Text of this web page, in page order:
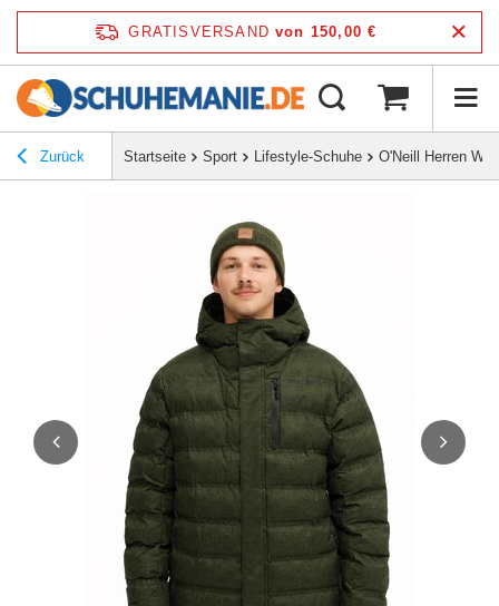
GRATISVERSAND von 150,00 €
Zurück Startseite Sport Lifestyle-Schuhe O'Neill Herren